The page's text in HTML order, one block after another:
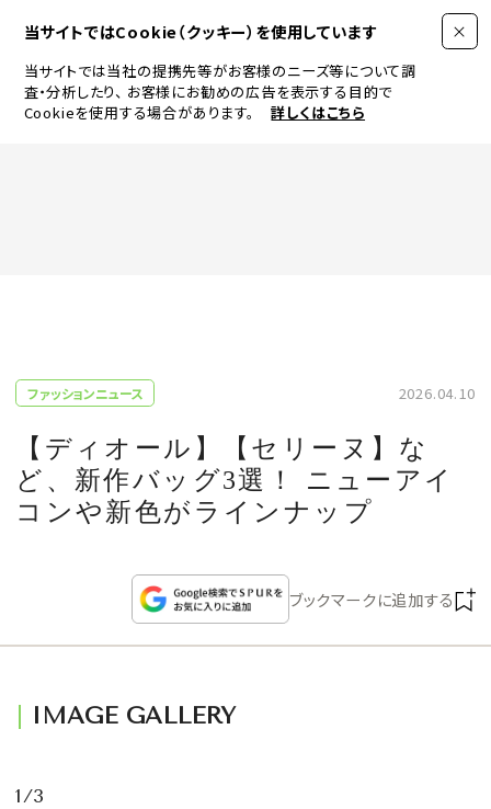
当サイトではCookie（クッキー）を使用しています
当サイトでは当社の提携先等がお客様のニーズ等について調
査・分析したり、 お客様にお勧めの広告を表示する目的で
Cookieを使用する場合があります。
詳しくはこちら
JEWELRY & WATCH
LIFESTYLE
CULTURE
CELEBRITY
WEDDING
ファッションニュース 2026.04.10
【ディオール】【セリーヌ】な
ど、新作バッグ3選！ ニューアイ
コンや新色がラインナップ
ブックマークに追加する
IMAGE GALLERY
1/3